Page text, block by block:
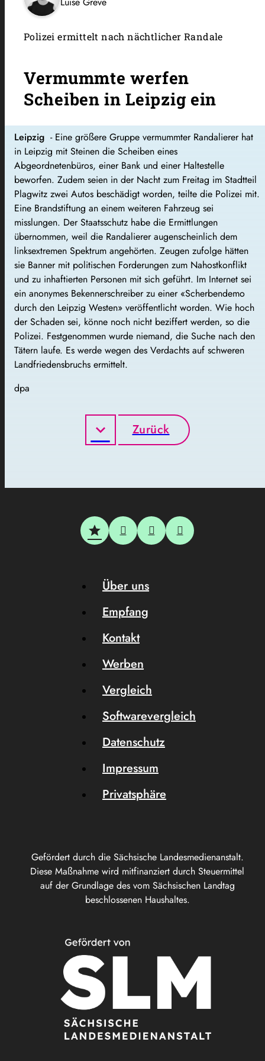
Polizei ermittelt nach nächtlicher Randale
Vermummte werfen
Scheiben in Leipzig ein
Leipzig - Eine größere Gruppe vermummter Randalierer hat
in Leipzig mit Steinen die Scheiben eines
Abgeordnetenbüros, einer Bank und einer Haltestelle
beworfen. Zudem seien in der Nacht zum Freitag im Stadtteil
Plagwitz zwei Autos beschädigt worden, teilte die Polizei mit.
Eine Brandstiftung an einem weiteren Fahrzeug sei
misslungen. Der Staatsschutz habe die Ermittlungen
übernommen, weil die Randalierer augenscheinlich dem
linksextremen Spektrum angehörten. Zeugen zufolge hätten
sie Banner mit politischen Forderungen zum Nahostkonflikt
und zu inhaftierten Personen mit sich geführt. Im Internet sei
ein anonymes Bekennerschreiber zu einer «Scherbendemo
durch den Leipzig Westen» veröffentlicht worden. Wie hoch
der Schaden sei, könne noch nicht beziffert werden, so die
Polizei. Festgenommen wurde niemand, die Suche nach den
Tätern laufe. Es werde wegen des Verdachts auf schweren
Landfriedensbruchs ermittelt.
dpa
Zurück
Gefördert durch die Sächsische Landesmedienanstalt.
Diese Maßnahme wird mitfinanziert durch Steuermittel
auf der Grundlage des vom Sächsischen Landtag
beschlossenen Haushaltes.
Über uns
Empfang
Kontakt
Werben
Vergleich
Softwarevergleich
Datenschutz
Impressum
Privatsphäre